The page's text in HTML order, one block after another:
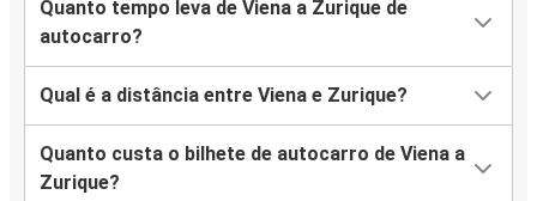
Quanto tempo leva de Viena a Zurique de
autocarro?
Qual é a distância entre Viena e Zurique?
Quanto custa o bilhete de autocarro de Viena a
Zurique?